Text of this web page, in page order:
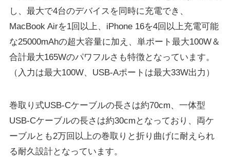
し、最⼤で4台のデバイスを同時に充電でき、
MacBook Airを1回以上、iPhone 16を4回以上充電可能
な25000mAhの超⼤容量に加え、単ポート最⼤100W＆
合計最⼤165Wのパワフルさも特徴となっています。
（入力は最大100W、USB-Aポートは最大33W出力）
巻取り式USB-Cケーブルの長さは約70cm、一体型
USB-Cケーブルの長さは約30cmとなっており、両ケ
ーブルとも2万回以上の巻取りと折り曲げに耐えられ
る耐久設計となっています。